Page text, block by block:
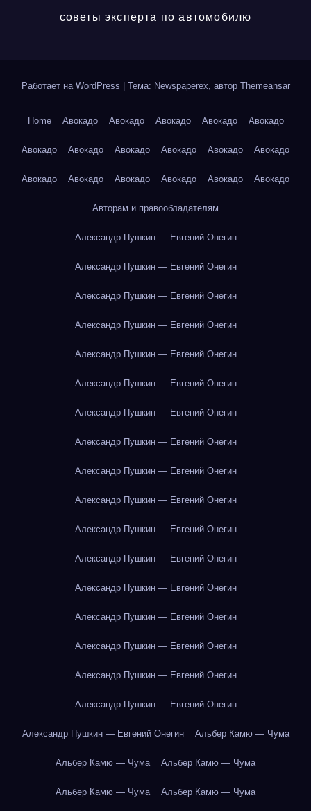
советы эксперта по автомобилю
Работает на WordPress Тема: Newspaperex, автор Themeansar
Home Авокадо Авокадо Авокадо Авокадо Авокадо
Авокадо Авокадо Авокадо Авокадо Авокадо Авокадо
Авокадо Авокадо Авокадо Авокадо Авокадо Авокадо
Авторам и правообладателям
Александр Пушкин — Евгений Онегин
Александр Пушкин — Евгений Онегин
Александр Пушкин — Евгений Онегин
Александр Пушкин — Евгений Онегин
Александр Пушкин — Евгений Онегин
Александр Пушкин — Евгений Онегин
Александр Пушкин — Евгений Онегин
Александр Пушкин — Евгений Онегин
Александр Пушкин — Евгений Онегин
Александр Пушкин — Евгений Онегин
Александр Пушкин — Евгений Онегин
Александр Пушкин — Евгений Онегин
Александр Пушкин — Евгений Онегин
Александр Пушкин — Евгений Онегин
Александр Пушкин — Евгений Онегин
Александр Пушкин — Евгений Онегин
Александр Пушкин — Евгений Онегин
Александр Пушкин — Евгений Онегин Альбер Камю — Чума
Альбер Камю — Чума Альбер Камю — Чума
Альбер Камю — Чума Альбер Камю — Чума